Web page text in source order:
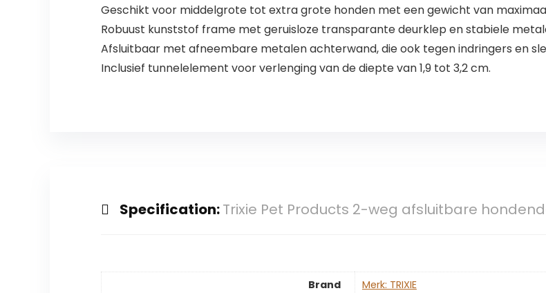
Geschikt voor middelgrote tot extra grote honden met een gewicht van
Robuust kunststof frame met geruisloze transparante deurklep en stabiele
Afsluitbaar met afneembare metalen achterwand, die ook tegen indringers en
Inclusief tunnelelement voor verlenging van de diepte van 1,9 tot 3,2 cm.
Specification:Trixie Pet Products 2-weg afsluitbare
Brand Merk: TRIXIE